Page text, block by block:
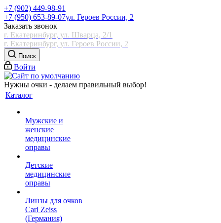
+7 (902) 449-98-91
+7 (950) 653-89-07ул. Героев России, 2
Заказать звонок
г. Екатеринбург, ул. Шварца, 2/1
г. Екатеринбург, ул. Героев России, 2
Поиск
Войти
Нужны очки - делаем правильный выбор!
Каталог
Мужские и
женские
медицинские
оправы
Детские
медицинские
оправы
Линзы для очков
Carl Zeiss
(Германия)